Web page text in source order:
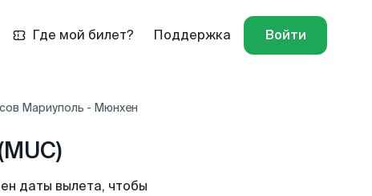
Где мой билет? Поддержка Войти
Мариуполь - Мюнхен
даты вылета, чтобы